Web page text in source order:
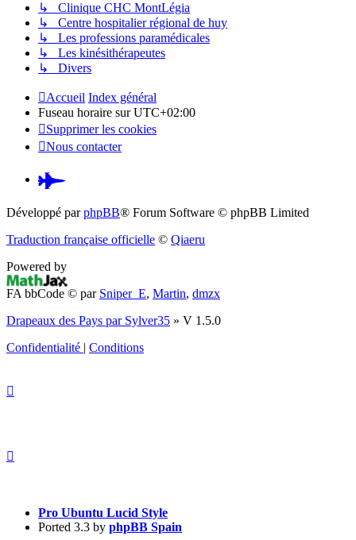
↳ Clinique CHC MontLégia
↳ Centre hospitalier régional de huy
↳ Les professions paramédicales
↳ Les kinésithérapeutes
↳ Divers
Accueil Index général
Fuseau horaire surUTC+02:00
Supprimer les cookies
Nous contacter
Pardus.at
(S’ouvre
nouvel
Développé parphpBB® Forum Software © phpBB Limited
Traduction française officielle © Qiaeru
Powered by
FA bbCode © par Sniper_E, Martin, dmzx
Drapeaux des Pays par Sylver35 » V 1.5.0
Confidentialité
Conditions
Pro Ubuntu Lucid Style
Ported 3.3 by phpBB Spain